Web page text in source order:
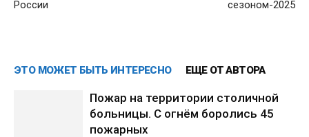
России
сезоном-2025
ЭТО МОЖЕТ БЫТЬ ИНТЕРЕСНО ЕЩЕ ОТ АВТОРА
Пожар на территории столичной
больницы. С огнём боролись 45
пожарных